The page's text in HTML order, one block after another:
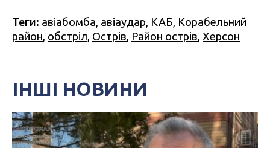
Теги: авіабомба, авіаудар, КАБ, Корабельний
район, обстріл, Острів, Район острів, Херсон
ІНШІ НОВИНИ